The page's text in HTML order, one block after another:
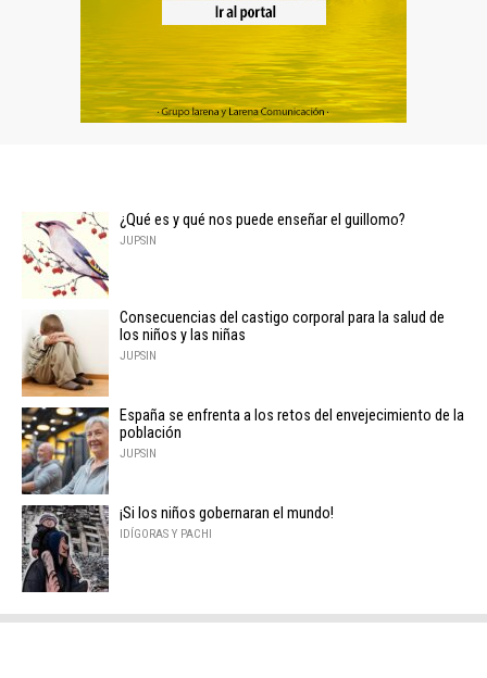
¿Qué es y qué nos puede enseñar el guillomo?
JUPSIN
Consecuencias del castigo corporal para la salud de
los niños y las niñas
JUPSIN
España se enfrenta a los retos del envejecimiento de la
población
JUPSIN
¡Si los niños gobernaran el mundo!
IDÍGORAS Y PACHI